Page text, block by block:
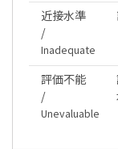
近接水準
/
Inadequate
評価不能
/
Unevaluable